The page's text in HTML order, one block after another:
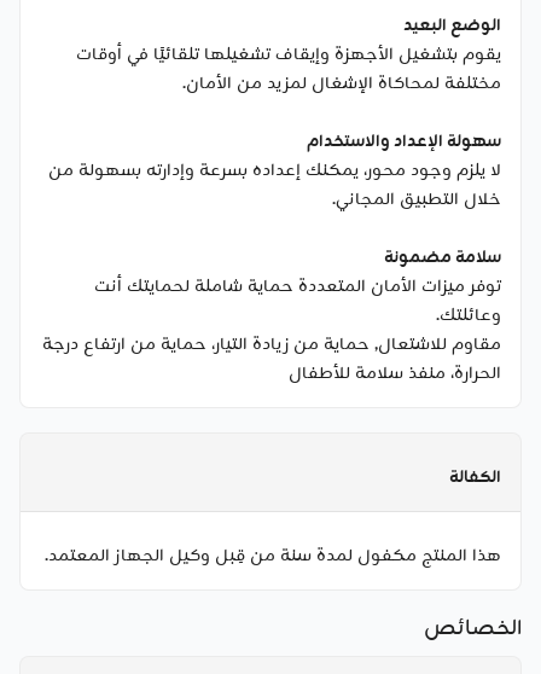
الوضع البعيد
يقوم بتشغيل الأجهزة وإيقاف تشغيلها تلقائيًا في أوقات
مختلفة لمحاكاة الإشغال لمزيد من الأمان.
سهولة الإعداد والاستخدام
لا يلزم وجود محور، يمكنك إعداده بسرعة وإدارته بسهولة من
خلال التطبيق المجاني.
سلامة مضمونة
توفر ميزات الأمان المتعددة حماية شاملة لحمايتك أنت
وعائلتك.
مقاوم للاشتعال, حماية من زيادة التيار، حماية من ارتفاع درجة
الحرارة، منفذ سلامة للأطفال
الكفالة
هذا المنتج مكفول لمدة سنة من قِبل وكيل الجهاز المعتمد.
الخصائص